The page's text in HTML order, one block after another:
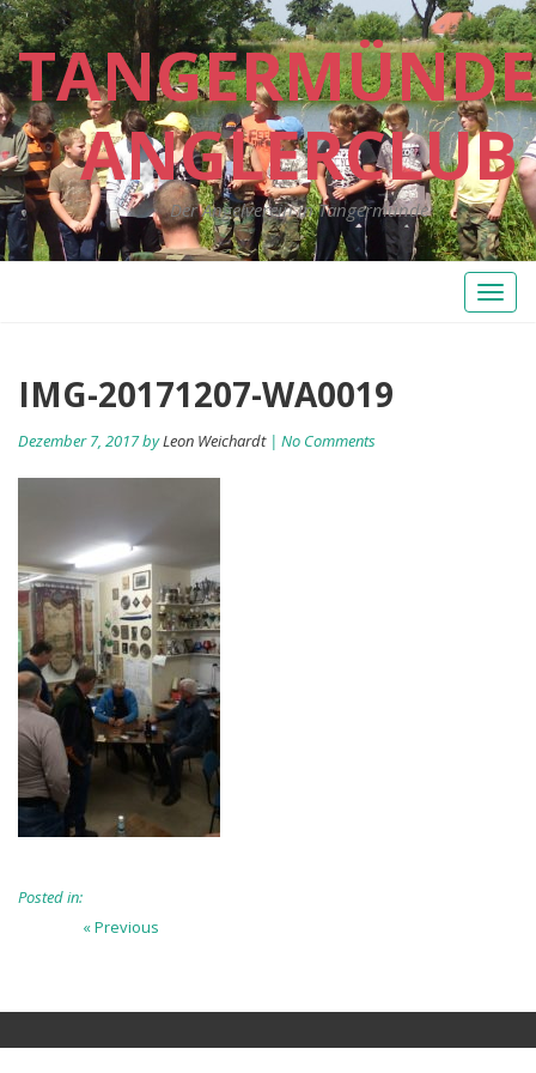
ANGLERCLUB
Der Angelverein in Tangermünde
Toggle
IMG-20171207-WA0019
Dezember 7, 2017 byLeon Weichardt| No Comments
Posted in:
Beitragsnavigation
« Previous